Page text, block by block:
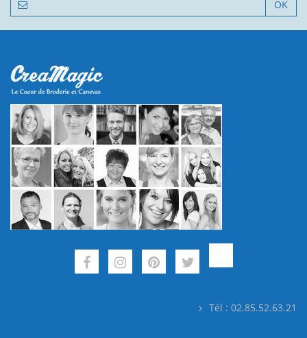
OK
Tél : 02.85.52.63.21